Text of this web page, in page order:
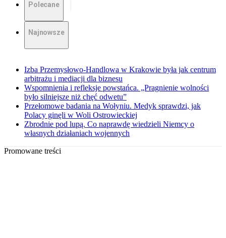
Polecane
Najnowsze
Izba Przemysłowo-Handlowa w Krakowie była jak centrum
arbitrażu i mediacji dla biznesu
Wspomnienia i refleksje powstańca. „Pragnienie wolności
było silniejsze niż chęć odwetu”
Przełomowe badania na Wołyniu. Medyk sprawdzi, jak
Polacy ginęli w Woli Ostrowieckiej
Zbrodnie pod lupą. Co naprawdę wiedzieli Niemcy o
własnych działaniach wojennych
Promowane treści